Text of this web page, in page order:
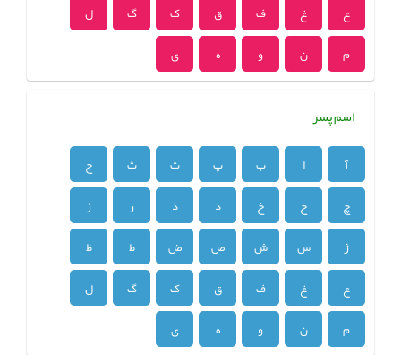
ع
غ ف ق ک گ
ل
م
ن و ه ی
اسم پسر
آ ا ب پ ت ث
ج
چ
ح خ د ذ ر
ز
ژ
س ش ص ض ط
ظ
ع
غ ف ق ک گ
ل
م
ن و ه ی